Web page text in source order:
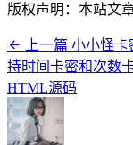
版权声明：本站文
上一篇 小小怪卡
持时间卡密和次数
HTML源码